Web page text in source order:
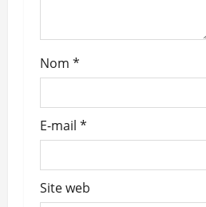
l
Nom *
E-mail *
Site web